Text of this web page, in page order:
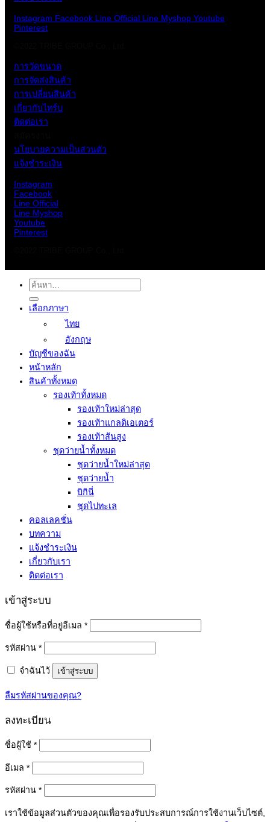
Instagram Facebook Line Official Line Myshop Youtube
Pinterest
การวัดขนาด
การจัดส่งสินค้า
การเปลี่ยนสินค้า
เกี่ยวกับไทร์บ
ติดต่อเรา
นโยบายความเป็นส่วนตัว
แจ้งชำระเงิน
Instagram
Facebook
Line Official
Line Myshop
Youtube
Pinterest
ค้นหา:
เลือกภาษา
ไทย
อังกฤษ
บัญชีของฉัน
หน้าหลัก
สินค้าทั้งหมด
รองเท้าทั้งหมด
รองเท้าใหม่ล่าสุด
รองเท้าแกลดิเอเตอร์
รองเท้าส้นสูง
ชุดว่ายน้ำทั้งหมด
ชุดว่ายน้ำใหม่ล่าสุด
ชุดว่ายน้ำ
บิกินี่
ชุดไปทะเล
คอลเลคชั่น
บทความ
แจ้งชำระเงิน
เกี่ยวกับเรา
ติดต่อเรา
เข้าสู่ระบบ
ชื่อผู้ใช้หรือที่อยู่อีเมล *ต้องการ
รหัสผ่าน *ต้องการ
จำฉันไว้ เข้าสู่ระบบ
ลืมรหัสผ่านของคุณ?
ลงทะเบียน
ชื่อผู้ใช้ *ต้องการ
อีเมล *ต้องการ
รหัสผ่าน *ต้องการ
เราใช้ข้อมูลส่วนตัวของคุณเพื่อรองรับประสบการณ์การใช้งานเว็บไซต์,